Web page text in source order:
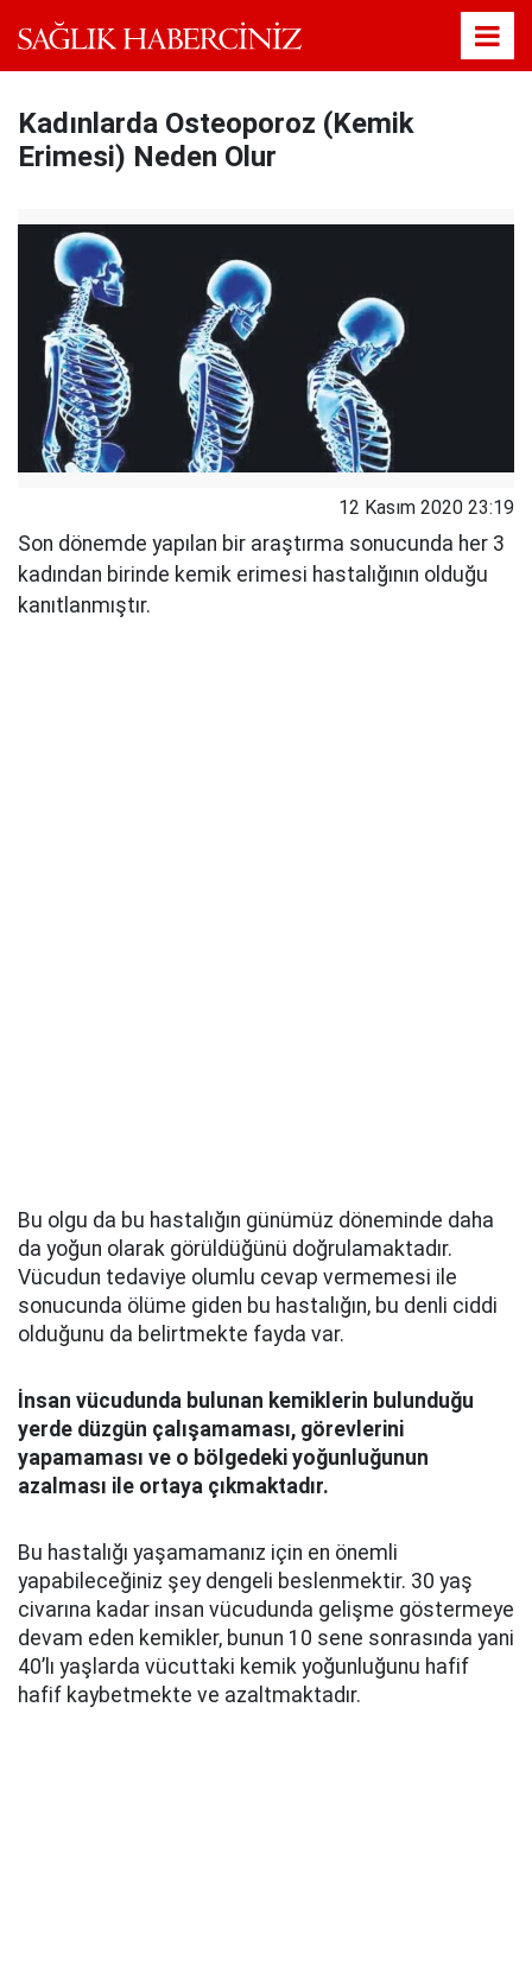
Kadınlarda Osteoporoz (Kemik
Erimesi) Neden Olur
12 Kasım 2020 23:19
Son dönemde yapılan bir araştırma sonucunda her 3
kadından birinde kemik erimesi hastalığının olduğu
kanıtlanmıştır.
Bu olgu da bu hastalığın günümüz döneminde daha
da yoğun olarak görüldüğünü doğrulamaktadır.
Vücudun tedaviye olumlu cevap vermemesi ile
sonucunda ölüme giden bu hastalığın, bu denli ciddi
olduğunu da belirtmekte fayda var.
İnsan vücudunda bulunan kemiklerin bulunduğu
yerde düzgün çalışamaması, görevlerini
yapamaması ve o bölgedeki yoğunluğunun
azalması ile ortaya çıkmaktadır.
Bu hastalığı yaşamamanız için en önemli
yapabileceğiniz şey dengeli beslenmektir. 30 yaş
civarına kadar insan vücudunda gelişme göstermeye
devam eden kemikler, bunun 10 sene sonrasında yani
40’lı yaşlarda vücuttaki kemik yoğunluğunu hafif
hafif kaybetmekte ve azaltmaktadır.